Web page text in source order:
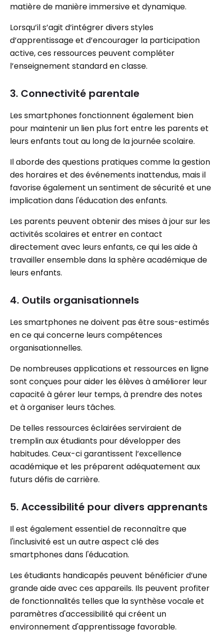
matière de manière immersive et dynamique.
Lorsqu’il s’agit d’intégrer divers styles
d’apprentissage et d’encourager la participation
active, ces ressources peuvent compléter
l’enseignement standard en classe.
3. Connectivité parentale
Les smartphones fonctionnent également bien
pour maintenir un lien plus fort entre les parents et
leurs enfants tout au long de la journée scolaire.
Il aborde des questions pratiques comme la gestion
des horaires et des événements inattendus, mais il
favorise également un sentiment de sécurité et une
implication dans l'éducation des enfants.
Les parents peuvent obtenir des mises à jour sur les
activités scolaires et entrer en contact
directement avec leurs enfants, ce qui les aide à
travailler ensemble dans la sphère académique de
leurs enfants.
4. Outils organisationnels
Les smartphones ne doivent pas être sous-estimés
en ce qui concerne leurs compétences
organisationnelles.
De nombreuses applications et ressources en ligne
sont conçues pour aider les élèves à améliorer leur
capacité à gérer leur temps, à prendre des notes
et à organiser leurs tâches.
De telles ressources éclairées serviraient de
tremplin aux étudiants pour développer des
habitudes. Ceux-ci garantissent l’excellence
académique et les préparent adéquatement aux
futurs défis de carrière.
5. Accessibilité pour divers apprenants
Il est également essentiel de reconnaître que
l'inclusivité est un autre aspect clé des
smartphones dans l'éducation.
Les étudiants handicapés peuvent bénéficier d’une
grande aide avec ces appareils. Ils peuvent profiter
de fonctionnalités telles que la synthèse vocale et
paramètres d'accessibilité qui créent un
environnement d'apprentissage favorable.